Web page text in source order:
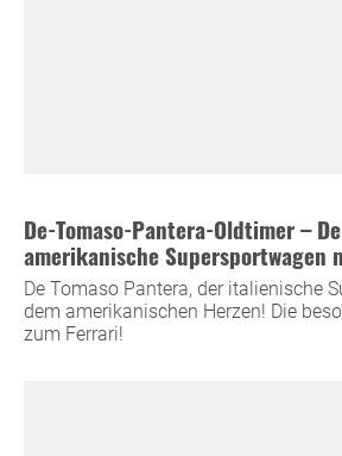
De-Tomaso-Pantera-Oldtimer –
amerikanische Supersportwagen
De Tomaso Pantera, der italienische
dem amerikanischen Herzen! Die
zum Ferrari!